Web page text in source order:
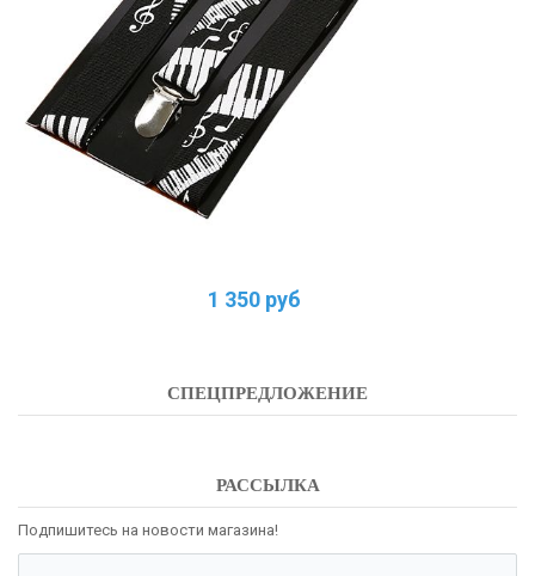
1 350 руб
СПЕЦПРЕДЛОЖЕНИЕ
РАССЫЛКА
Подпишитесь на новости магазина!